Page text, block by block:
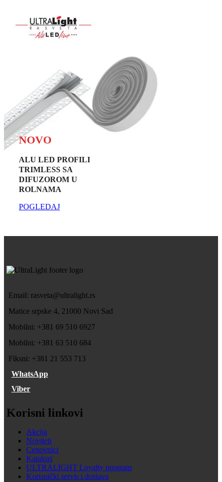
NOVO
ALU LED PROFILI
TRIMLESS SA
DIFUZOROM U
ROLNAMA
POGLEDAJ
Email: rasveta@ultralight.rs
Matice srpske 4, 21000 Novi Sad
Mobilni: +381 69 510 6927
Mobilni: +381 63 510 684
Fiksni: +381 21 553 713
WhatsApp
Viber
Korisni linkovi
Akcija
Noviteti
Cenovnici
Katalozi
ULTRALIGHT Loyalty program
Korisnički servis i dostava